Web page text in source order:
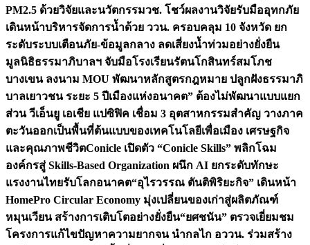
PM2.5 ด้วยวิจัยและนวัตกรรมวช. โชว์ผลงานวิจัยรับมืออุทกภัย
เดินหน้าบริหารจัดการน้ำด้วย ววน. ครอบคลุม 10 จังหวัด ยก
ระดับระบบเตือนภัย-ข้อมูลกลาง ลดเสี่ยงน้ำท่วมอย่างยั่งยืน
มูลนิธิธรรมาภิบาลฯ จับมือโรงเรียนรัตนโกสินทร์สมโภช
บางเขน ลงนาม MOU พัฒนาหลักสูตรกฎหมาย ปลูกฝังธรรมาภิ
บาลเยาวชน ระยะ 5 ปีเมืองแห่งอนาคต” ต้องไม่พัฒนาแบบแยก
ส่วน วีเอ็นยู เอเชีย แปซิฟิค เชื่อม 3 อุตสาหกรรมสำคัญ วางภาค
ตะวันออกเป็นพื้นที่ต้นแบบของเทคโนโลยีเพื่อเมือง เศรษฐกิจ
และคุณภาพชีวิตConicle เปิดตัว “Conicle Skills” พลิกโฉม
องค์กรสู่ Skills-Based Organization ผนึก AI ยกระดับทักษะ
แรงงานไทยรับโลกอนาคต“อุไรวรรณ ตันติพิริยะกิจ” เดินหน้า
HomePro Circular Economy มุ่งเปลี่ยนของเก่าสู่ผลิตภัณฑ์
หมุนเวียน สร้างการเติบโตอย่างยั่งยืน“ยศชนัน” ตรวจเยี่ยมชม
โครงการแก้ไขปัญหาความยากจน นำกลไก อววน. ร่วมสร้าง